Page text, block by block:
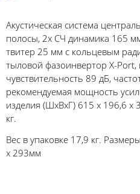
Акустическая система
полосы, 2х CЧ динамика 165
твитер 25 мм с кольцевым
тыловой фазоинвертор X-
чувствительность 89 дБ,
рекомендуемая мощность
изделия (ШхВхГ) 615 x 196,6 x
кг.
Вес в упаковке 17,9 кг.
x 293мм